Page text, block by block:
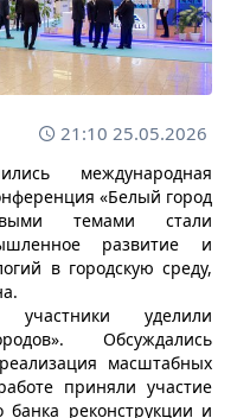
21:10 25.05.2026
международная
«Белый город
темами стали
развитие и
в городскую среду,
уделили
Обсуждались
масштабных
приняли участие
банка реконструкции и